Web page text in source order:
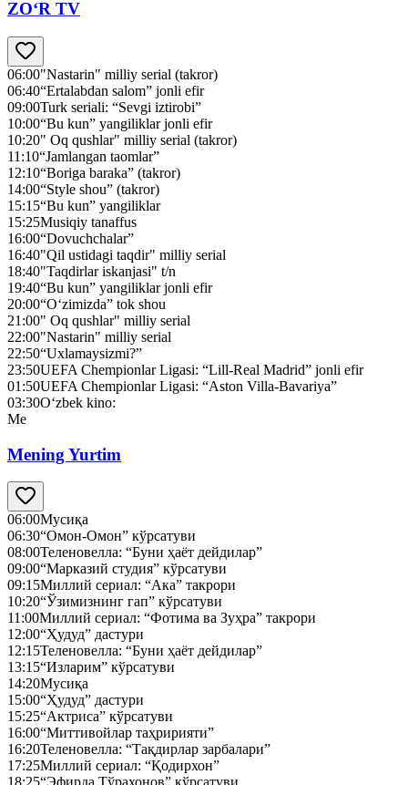
ZO‘R TV
06:00"Nastarin" milliy serial (takror)
06:40“Ertalabdan salom” jonli efir
09:00Turk seriali: “Sevgi iztirobi”
10:00“Bu kun” yangiliklar jonli efir
10:20" Oq qushlar" milliy serial (takror)
11:10“Jamlangan taomlar”
12:10“Boriga baraka” (takror)
14:00“Style shou” (takror)
15:15“Bu kun” yangiliklar
15:25Musiqiy tanaffus
16:00“Dovuchchalar”
16:40"Qil ustidagi taqdir" milliy serial
18:40"Taqdirlar iskanjasi" t/n
19:40“Bu kun” yangiliklar jonli efir
20:00“O‘zimizda” tok shou
21:00" Oq qushlar" milliy serial
22:00"Nastarin" milliy serial
22:50“Uxlamaysizmi?”
23:50UEFA Chempionlar Ligasi: “Lill-Real Madrid” jonli efir
01:50UEFA Chempionlar Ligasi: “Aston Villa-Bavariya”
03:30O‘zbek kino:
Me
Mening Yurtim
06:00Мусиқа
06:30“Омон-Омон” кўрсатуви
08:00Теленовелла: “Буни ҳаёт дейдилар”
09:00“Марказий студия” кўрсатуви
09:15Миллий сериал: “Ака” такрори
10:20“Ўзимизнинг гап” кўрсатуви
11:00Миллий сериал: “Фотима ва Зуҳра” такрори
12:00“Ҳудуд” дастури
12:15Теленовелла: “Буни ҳаёт дейдилар”
13:15“Изларим” кўрсатуви
14:20Мусиқа
15:00“Ҳудуд” дастури
15:25“Актриса” кўрсатуви
16:00“Миттивойлар таҳририяти”
16:20Теленовелла: “Тақдирлар зарбалари”
17:25Миллий сериал: “Қодирхон”